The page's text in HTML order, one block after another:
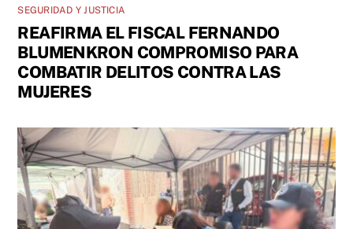
SEGURIDAD Y JUSTICIA
REAFIRMA EL FISCAL FERNANDO
BLUMENKRON COMPROMISO PARA
COMBATIR DELITOS CONTRA LAS
MUJERES